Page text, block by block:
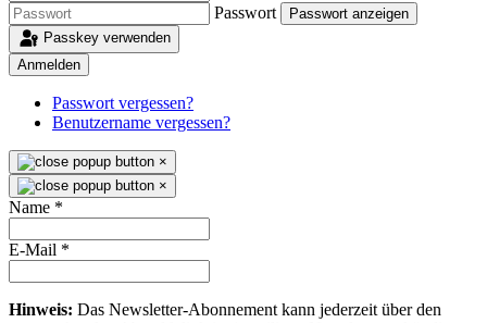
Passwort
Passwort anzeigen
Passkey verwenden
Anmelden
Passwort vergessen?
Benutzername vergessen?
×
×
Name *
E-Mail *
Hinweis: Das Newsletter-Abonnement kann jederzeit über den